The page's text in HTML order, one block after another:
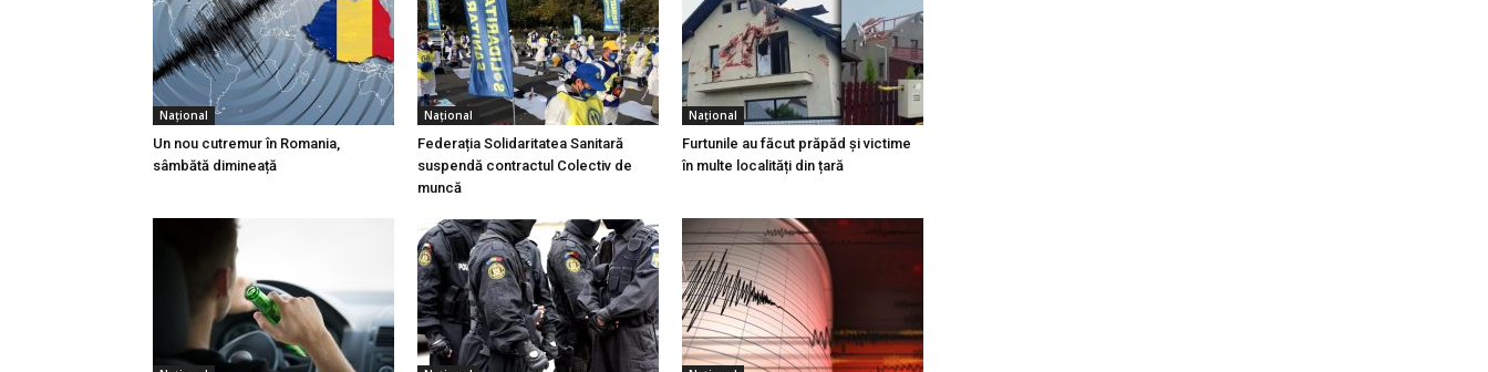
Național
Un nou cutremur în Romania,
sâmbătă dimineață
Național
Federația Solidaritatea Sanitară
suspendă contractul Colectiv de
muncă
Național
Furtunile au făcut prăpăd și victime
în multe localități din țară